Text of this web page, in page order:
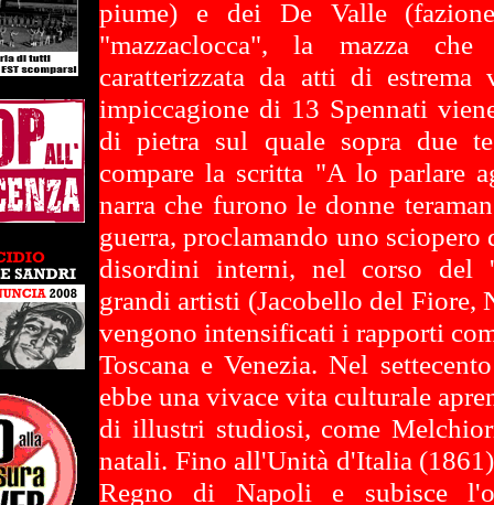
piume) e dei De Valle
"mazzaclocca", la mazza che
caratterizzata da atti di estrema
impiccagione di 13 Spennati
di pietra sul quale sopra due
compare la scritta "A lo parlare
narra che furono le donne
guerra, proclamando uno
disordini interni, nel corso del
grandi artisti (Jacobello del Fiore,
vengono intensificati i rapporti
Toscana e Venezia. Nel
ebbe una vivace vita culturale
di illustri studiosi, come
natali. Fino all'Unità d'Italia
Regno di Napoli e subisce